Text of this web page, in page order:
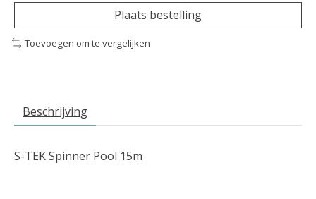
Plaats bestelling
Toevoegen om te vergelijken
Beschrijving
S-TEK Spinner Pool 15m